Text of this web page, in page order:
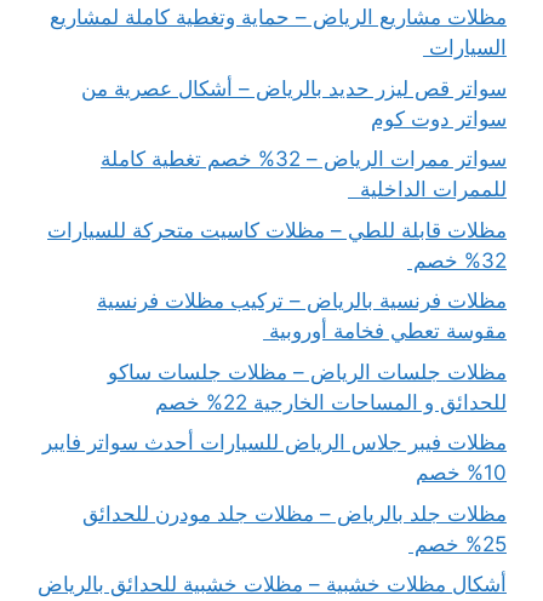
مظلات مشاريع الرياض – حماية وتغطية كاملة لمشاريع
السيارات
سواتر قص ليزر حديد بالرياض – أشكال عصرية من
سواتر دوت كوم
سواتر ممرات الرياض – 32% خصم تغطية كاملة
للممرات الداخلية
مظلات قابلة للطي – مظلات كاسيت متحركة للسيارات
32% خصم
مظلات فرنسية بالرياض – تركيب مظلات فرنسية
مقوسة تعطي فخامة أوروبية
مظلات جلسات الرياض – مظلات جلسات ساكو
للحدائق و المساحات الخارجية 22% خصم
مظلات فيبر جلاس الرياض للسيارات أحدث سواتر فايبر
10% خصم
مظلات جلد بالرياض – مظلات جلد مودرن للحدائق
25% خصم
أشكال مظلات خشبية – مظلات خشبية للحدائق بالرياض